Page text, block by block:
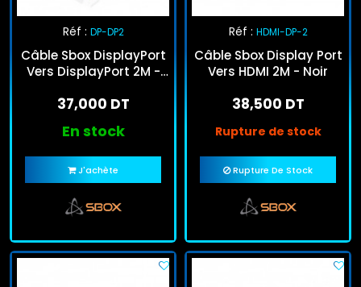
Réf : DP-DP2
Câble Sbox DisplayPort
Vers DisplayPort 2M -
37,000 DT
En stock
J'achète
Réf : HDMI-DP-2
Câble Sbox Display Port
Vers HDMI 2M - Noir
38,500 DT
Rupture de stock
Rupture De Stock